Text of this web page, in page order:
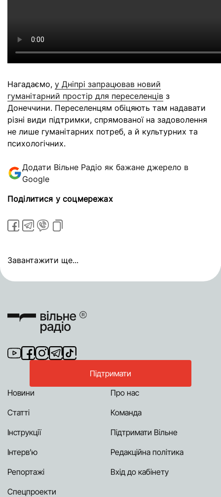
Нагадаємо, у Дніпрі запрацював новий
гуманітарний простір для переселенців з
Донеччини. Переселенцям обіцяють там надавати
різні види підтримки, спрямованої на задоволення
не лише гуманітарних потреб, а й культурних та
психологічних.
Додати Вільне Радіо як бажане джерело в
Google
Поділитися у соцмережах
Завантажити ще...
Підтримати
Новини
Статті
Інструкції
Інтерв’ю
Репортажі
Спецпроекти
Про нас
Команда
Підтримати Вільне
Редакційна політика
Вхід до кабінету